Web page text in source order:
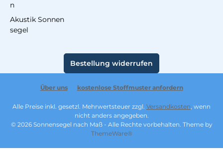
n
Akustik Sonnen
segel
Bestellung widerrufen
Über uns kostenlose Stoffmuster anfordern
Alle Preise inkl. gesetzl. Mehrwertsteuer zzgl. Versandkosten, wenn
nicht anders angegeben.
© 2026 Sonnensegel nach Maß - Alle Rechte vorbehalten. Theme by
ThemeWare®